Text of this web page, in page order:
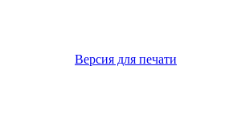
Версия для печати